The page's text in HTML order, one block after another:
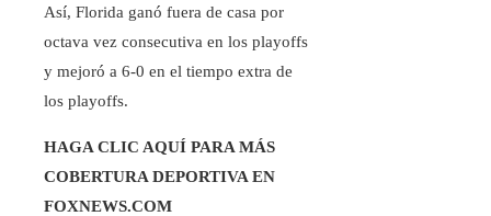
Así, Florida ganó fuera de casa por
octava vez consecutiva en los playoffs
y mejoró a 6-0 en el tiempo extra de
los playoffs.
HAGA CLIC AQUÍ PARA MÁS
COBERTURA DEPORTIVA EN
FOXNEWS.COM